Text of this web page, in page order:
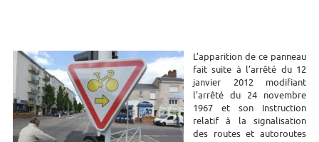
L’apparition de ce panneau
fait suite à l’arrêté du 12
janvier 2012 modifiant
l’arrêté du 24 novembre
1967 et son Instruction
relatif à la signalisation
des routes et autoroutes